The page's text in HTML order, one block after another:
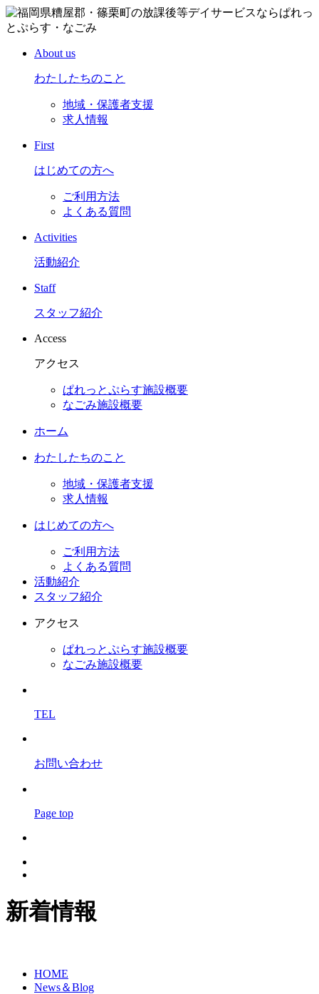
About us
わたしたちのこと
地域・保護者支援
求人情報
First
はじめての方へ
ご利用方法
よくある質問
Activities
活動紹介
Staff
スタッフ紹介
Access
アクセス
ぱれっとぷらす施設概要
なごみ施設概要
ホーム
わたしたちのこと
地域・保護者支援
求人情報
はじめての方へ
ご利用方法
よくある質問
活動紹介
スタッフ紹介
アクセス
ぱれっとぷらす施設概要
なごみ施設概要
TEL
お問い合わせ
Page top
新着情報
HOME
News＆Blog